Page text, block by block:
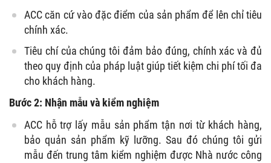
ACC căn cứ vào đặc điểm của sản phẩm để lên chỉ tiêu
chính xác.
Tiêu chí của chúng tôi đảm bảo đúng, chính xác và đủ
theo quy định của pháp luật giúp tiết kiệm chi phí tối đa
cho khách hàng.
Bước 2: Nhận mẫu và kiểm nghiệm
ACC hỗ trợ lấy mẫu sản phẩm tận nơi từ khách hàng,
bảo quản sản phẩm kỹ lưỡng. Sau đó chúng tôi gửi
mẫu đến trung tâm kiểm nghiệm được Nhà nước công